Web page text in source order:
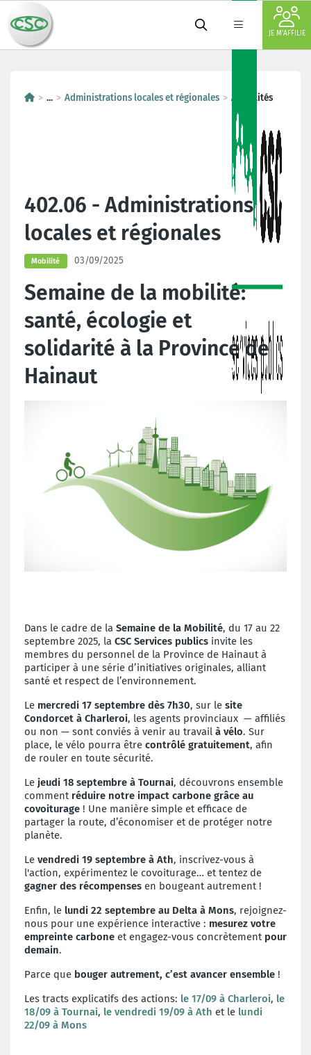
JE M'AFFILIE
... Administrations locales et régionales Actualités
402.06 - Administrations
locales et régionales
Mobilité 03/09/2025
Semaine de la mobilité:
santé, écologie et
solidarité à la Province de
Hainaut
Dans le cadre de la Semaine de la Mobilité, du 17 au 22
septembre 2025, la CSC Services publics invite les
membres du personnel de la Province de Hainaut à
participer à une série d’initiatives originales, alliant
santé et respect de l’environnement.
Le mercredi 17 septembre dès 7h30, sur le site
Condorcet à Charleroi, les agents provinciaux — affiliés
ou non — sont conviés à venir au travail à vélo. Sur
place, le vélo pourra être contrôlé gratuitement, afin
de rouler en toute sécurité.
Le jeudi 18 septembre à Tournai, découvrons ensemble
comment réduire notre impact carbone grâce au
covoiturage ! Une manière simple et efficace de
partager la route, d’économiser et de protéger notre
planète.
Le vendredi 19 septembre à Ath, inscrivez-vous à
l'action, expérimentez le covoiturage… et tentez de
gagner des récompenses en bougeant autrement !
Enfin, le lundi 22 septembre au Delta à Mons, rejoignez-
nous pour une expérience interactive : mesurez votre
empreinte carbone et engagez-vous concrètement pour
demain.
Parce que bouger autrement, c’est avancer ensemble !
Les tracts explicatifs des actions: le 17/09 à Charleroi, le
18/09 à Tournai, le vendredi 19/09 à Ath et le lundi
22/09 à Mons